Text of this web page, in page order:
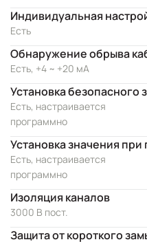
Индивидуальная
Есть
Обнаружение обрыва
Есть, +4 ~ +20 мА
Установка безопасного
Есть, настраивается
программно
Установка значения
Есть, настраивается
программно
Изоляция каналов
3000 В пост.
Защита от короткого